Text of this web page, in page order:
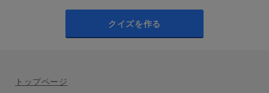
クイズを作る
トップページ